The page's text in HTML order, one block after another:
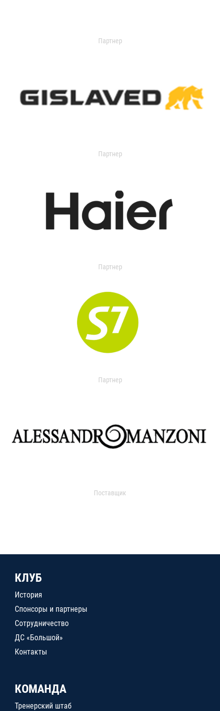
Партнер
Партнер
Партнер
Партнер
Поставщик
КЛУБ
История
Спонсоры и партнеры
Сотрудничество
ДС «Большой»
Контакты
КОМАНДА
Тренерский штаб